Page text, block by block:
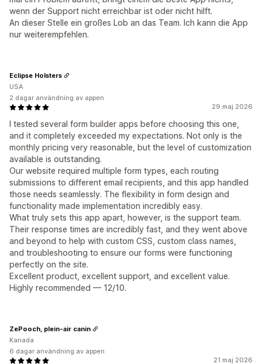
wenn der Support nicht erreichbar ist oder nicht hilft.
An dieser Stelle ein großes Lob an das Team. Ich kann die App
nur weiterempfehlen.
29 maj 2026
I tested several form builder apps before choosing this one,
and it completely exceeded my expectations. Not only is the
monthly pricing very reasonable, but the level of customization
available is outstanding.
Our website required multiple form types, each routing
submissions to different email recipients, and this app handled
those needs seamlessly. The flexibility in form design and
functionality made implementation incredibly easy.
What truly sets this app apart, however, is the support team.
Their response times are incredibly fast, and they went above
and beyond to help with custom CSS, custom class names,
and troubleshooting to ensure our forms were functioning
perfectly on the site.
Excellent product, excellent support, and excellent value.
Highly recommended — 12/10.
Eclipse Holsters
USA
2 dagar användning av appen
21 maj 2026
ZePooch, plein-air canin
Kanada
6 dagar användning av appen